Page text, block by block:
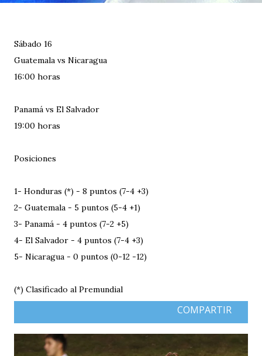
Sábado 16
Guatemala vs Nicaragua
16:00 horas
Panamá vs El Salvador
19:00 horas
Posiciones
1- Honduras (*) - 8 puntos (7-4 +3)
2- Guatemala - 5 puntos (5-4 +1)
3- Panamá - 4 puntos (7-2 +5)
4- El Salvador - 4 puntos (7-4 +3)
5- Nicaragua - 0 puntos (0-12 -12)
(*) Clasificado al Premundial
COMPARTIR